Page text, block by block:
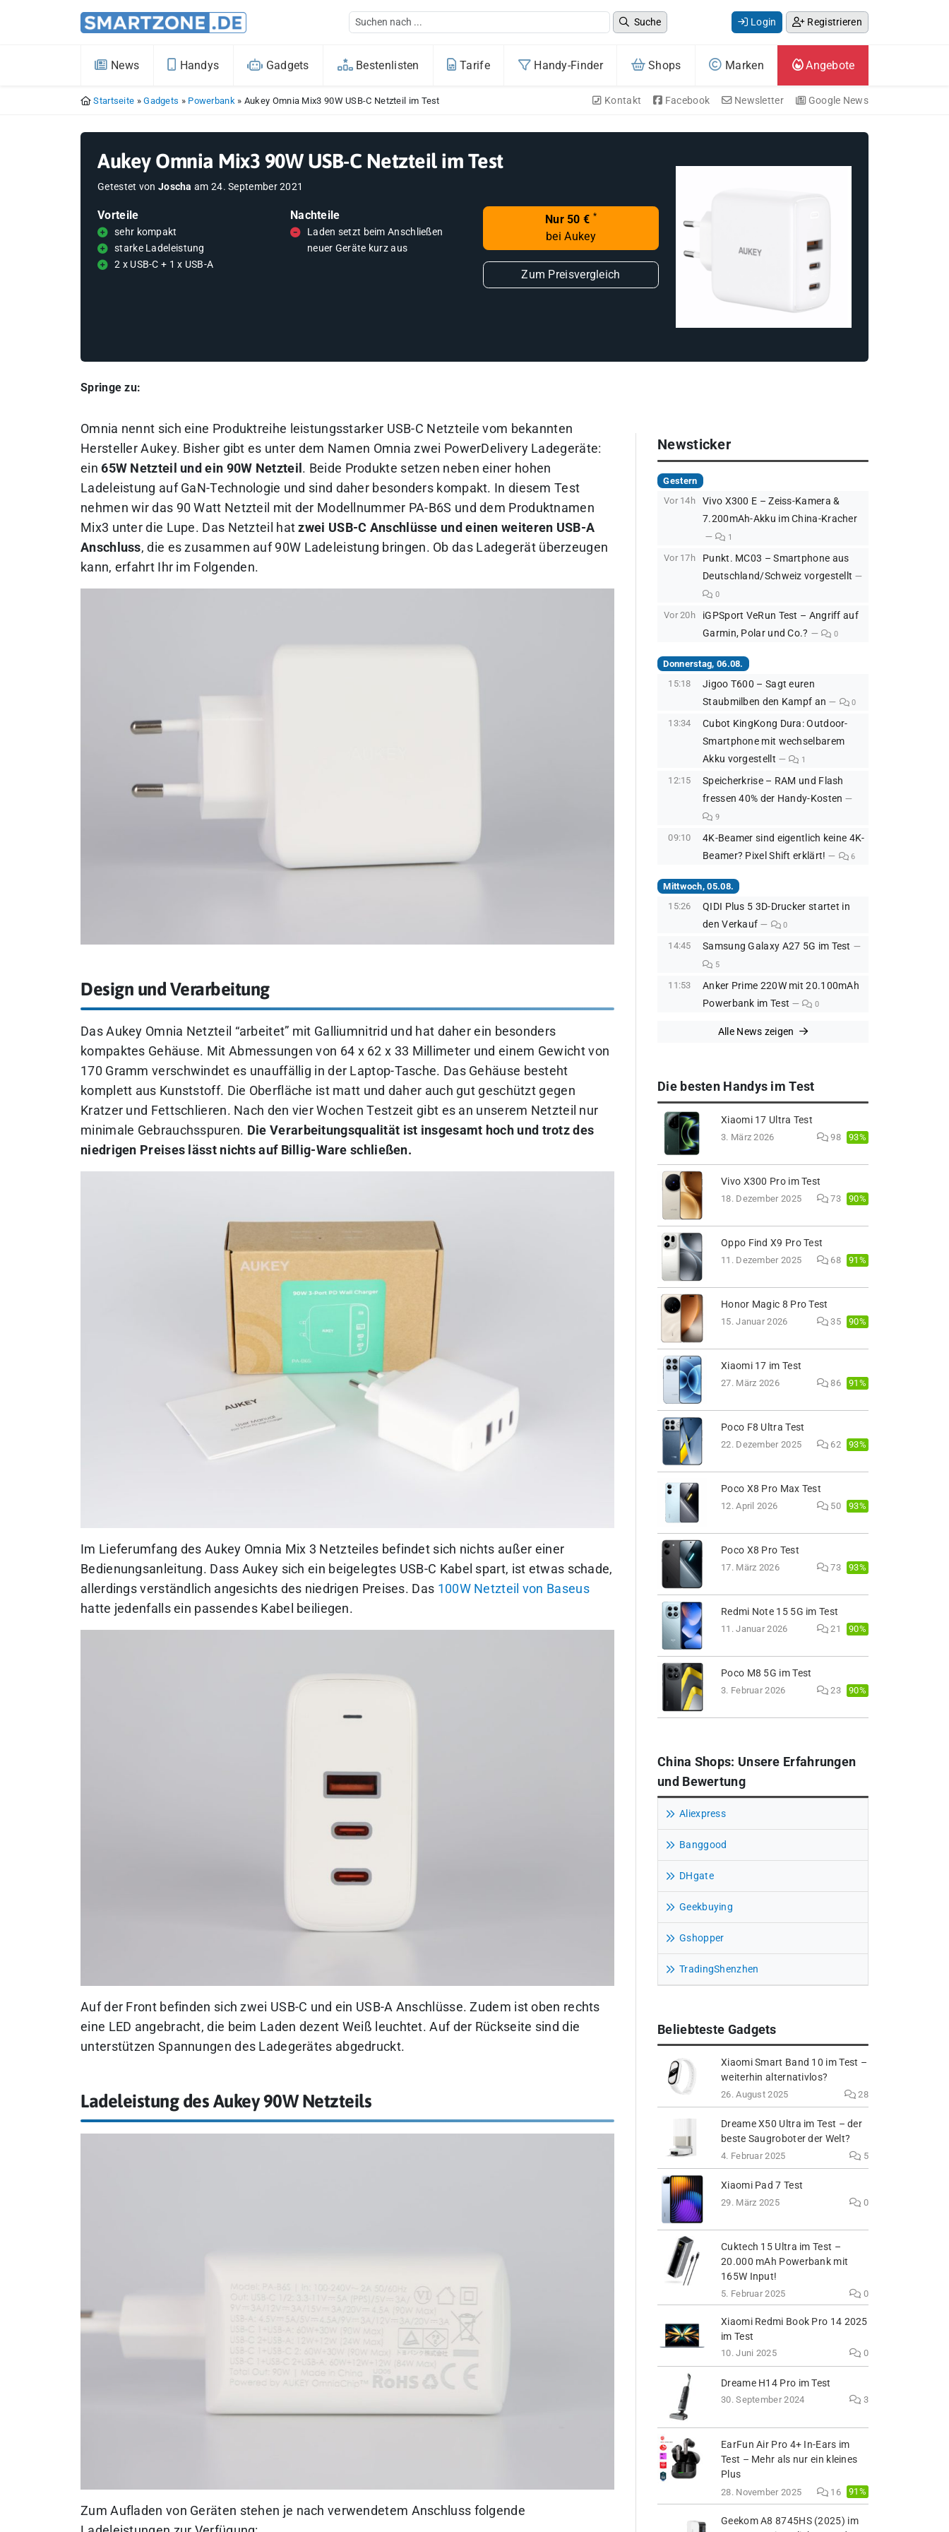
Suche Login Registrieren
News Handys Gadgets Bestenlisten Tarife Handy-Finder Shops Marken Angebote
Startseite »Gadgets » Powerbank» Aukey Omnia Mix3 90W USB-C Netzteil im Test Kontakt Facebook Newsletter Google News
Aukey Omnia Mix3 90W USB-C Netzteil im Test
Getestet von Joscha am 24. September 2021
Vorteile
sehr kompakt
starke Ladeleistung
2 x USB-C + 1 x USB-A
Nachteile
Laden setzt beim Anschließen
neuer Geräte kurz aus
Nur 50 € *
bei Aukey
Zum Preisvergleich
Springe zu:
Omnia nennt sich eine Produktreihe leistungsstarker USB-C Netzteile vom bekannten
Hersteller Aukey. Bisher gibt es unter dem Namen Omnia zwei PowerDelivery Ladegeräte:
ein65W Netzteil und ein 90W Netzteil . Beide Produkte setzen neben einer hohen
Ladeleistung auf GaN-Technologie und sind daher besonders kompakt. In diesem Test
nehmen wir das 90 Watt Netzteil mit der Modellnummer PA-B6S und dem Produktnamen
Mix3 unter die Lupe. Das Netzteil hatzwei USB-C Anschlüsse und einen weiteren USB-A
Anschluss, die es zusammen auf 90W Ladeleistung bringen. Ob das Ladegerät überzeugen
kann, erfahrt Ihr im Folgenden.
Design und Verarbeitung
Das Aukey Omnia Netzteil “arbeitet” mit Galliumnitrid und hat daher ein besonders
kompaktes Gehäuse. Mit Abmessungen von 64 x 62 x 33 Millimeter und einem Gewicht von
170 Gramm verschwindet es unauffällig in der Laptop-Tasche. Das Gehäuse besteht
komplett aus Kunststoff. Die Oberfläche ist matt und daher auch gut geschützt gegen
Kratzer und Fettschlieren. Nach den vier Wochen Testzeit gibt es an unserem Netzteil nur
minimale Gebrauchsspuren. Die Verarbeitungsqualität ist insgesamt hoch und trotz des
niedrigen Preises lässt nichts auf Billig-Ware schließen.
Im Lieferumfang des Aukey Omnia Mix 3 Netzteiles befindet sich nichts außer einer
Bedienungsanleitung. Dass Aukey sich ein beigelegtes USB-C Kabel spart, ist etwas schade,
allerdings verständlich angesichts des niedrigen Preises. Das 100W Netzteil von Baseus
hatte jedenfalls ein passendes Kabel beiliegen.
Auf der Front befinden sich zwei USB-C und ein USB-A Anschlüsse. Zudem ist oben rechts
eine LED angebracht, die beim Laden dezent Weiß leuchtet. Auf der Rückseite sind die
unterstützen Spannungen des Ladegerätes abgedruckt.
Ladeleistung des Aukey 90W Netzteils
Zum Aufladen von Geräten stehen je nach verwendetem Anschluss folgende
Newsticker
Gestern
Vor 14h
Vivo X300 E – Zeiss-Kamera &
7.200mAh-Akku im China-Kracher
1
Vor 17h
Punkt. MC03 – Smartphone aus
Deutschland/Schweiz vorgestellt
0
Vor 20h
iGPSport VeRun Test – Angriff auf
Garmin, Polar und Co.?
0
Donnerstag, 06.08.
15:18
Jigoo T600 – Sagt euren
Staubmilben den Kampf an
0
13:34
Cubot KingKong Dura: Outdoor-
Smartphone mit wechselbarem
Akku vorgestellt
1
12:15
Speicherkrise – RAM und Flash
fressen 40% der Handy-Kosten
9
09:10
4K-Beamer sind eigentlich keine 4K-
Beamer? Pixel Shift erklärt!
6
Mittwoch, 05.08.
15:26
QIDI Plus 5 3D-Drucker startet in
den Verkauf
0
14:45 Samsung Galaxy A27 5G im Test
5
11:53
Anker Prime 220W mit 20.100mAh
Powerbank im Test
0
Alle News zeigen
Die besten Handys im Test
Xiaomi 17 Ultra Test
3. März 2026 98 93%
Vivo X300 Pro im Test
18. Dezember 2025 73 90%
Oppo Find X9 Pro Test
11. Dezember 2025 68 91%
Honor Magic 8 Pro Test
15. Januar 2026 35 90%
Xiaomi 17 im Test
27. März 2026 86 91%
Poco F8 Ultra Test
22. Dezember 2025 62 93%
Poco X8 Pro Max Test
12. April 2026 50 93%
Poco X8 Pro Test
17. März 2026 73 93%
Redmi Note 15 5G im Test
11. Januar 2026 21 90%
Poco M8 5G im Test
3. Februar 2026 23 90%
China Shops: Unsere Erfahrungen
und Bewertung
Aliexpress
Banggood
DHgate
Geekbuying
Gshopper
TradingShenzhen
Beliebteste Gadgets
Xiaomi Smart Band 10 im Test –
weiterhin alternativlos?
26. August 2025 28
Dreame X50 Ultra im Test – der
beste Saugroboter der Welt?
4. Februar 2025 5
Xiaomi Pad 7 Test
29. März 2025 0
Cuktech 15 Ultra im Test –
20.000 mAh Powerbank mit
165W Input!
5. Februar 2025 0
Xiaomi Redmi Book Pro 14 2025
im Test
10. Juni 2025 0
Dreame H14 Pro im Test
30. September 2024 3
EarFun Air Pro 4+ In-Ears im
Test – Mehr als nur ein kleines
Plus
28. November 2025 16 91%
Geekom A8 8745HS (2025) im